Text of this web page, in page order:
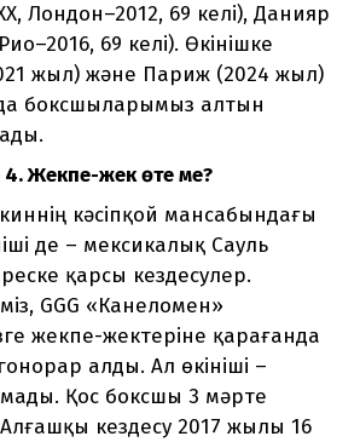
Лондон–2012, 69 келі), Данияр
69 келі). Өкінішке
жыл) және Париж (2024 жыл)
боксшыларымыз алтын
4. Жекпе-жек өте ме?
кәсіпқой мансабындағы
де – мексикалық Сауль
қарсы кездесулер.
GGG «Канеломен»
жекпе-жектеріне қарағанда
алды. Ал өкініші –
Қос боксшы 3 мәрте
кездесу 2017 жылы 16